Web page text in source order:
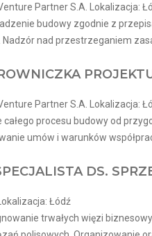
Partner S.A. Lokalizacja:
budowy zgodnie z
nad przestrzeganiem
Partner S.A. Lokalizacja:
całego procesu budowy od
umów i warunków
DS.
Łódź
trwałych więzi